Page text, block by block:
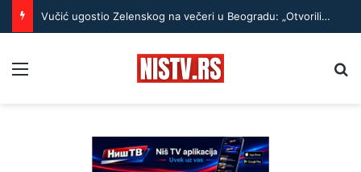
Vučić ugostio Zelenskog na večeri u Beogradu: „Otvorili smo razgovore o temama koje će biti u fokusu sastanaka“